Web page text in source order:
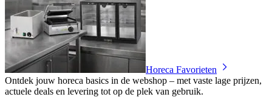
Horeca Favorieten
Ontdek jouw horeca basics in de webshop – met vaste lage prijzen,
actuele deals en levering tot op de plek van gebruik.